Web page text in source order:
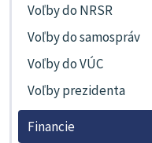
Voľby do NRSR
Voľby do samospráv
Voľby do VÚC
Voľby prezidenta
Financie